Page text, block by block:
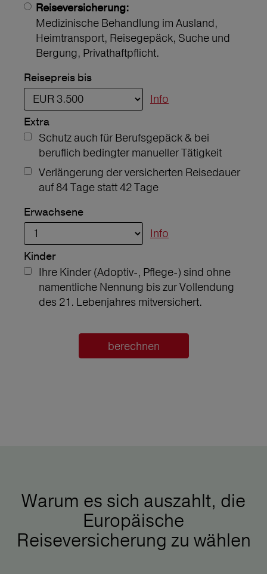
Reiseversicherung:
Medizinische Behandlung im Ausland,
Heimtransport, Reisegepäck, Suche und
Bergung, Privathaftpflicht.
Reisepreis bis
Info
Extra
Schutz auch für Berufsgepäck & bei
beruflich bedingter manueller Tätigkeit
Verlängerung der versicherten Reisedauer
auf 84 Tage statt 42 Tage
Erwachsene
Info
Kinder
Ihre Kinder (Adoptiv-, Pflege-) sind ohne
namentliche Nennung bis zur Vollendung
des 21. Lebenjahres mitversichert.
berechnen
Warum es sich auszahlt, die
Europäische
Reiseversicherung zu wählen